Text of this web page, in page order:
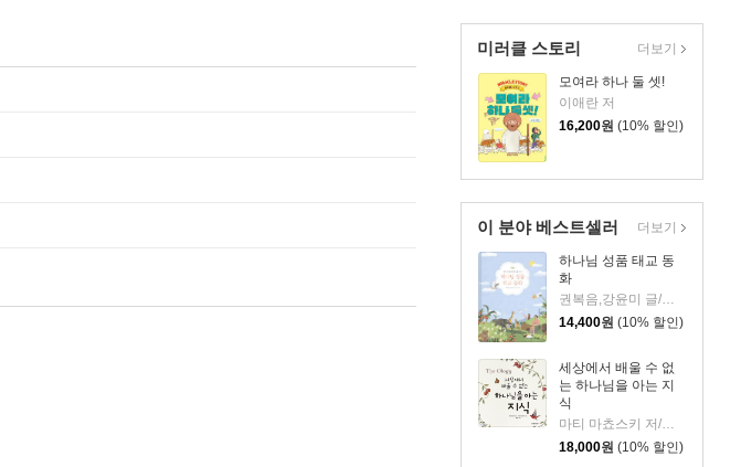
미러클 스토리
모여라 하나 둘 셋!
이애란 저
16,200원 (10% 할인)
더보기
이 분야 베스트셀러
하나님 성품 태교 동
화
권복음,강윤미 글/긴리 그림
14,400원 (10% 할인)
세상에서 배울 수 없
는 하나님을 아는 지
식
18,000원 (10% 할인)
더보기